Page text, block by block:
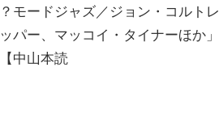
モードジャズ／ジョン・コルトレ
パー、マッコイ・タイナーほか」
中山本読